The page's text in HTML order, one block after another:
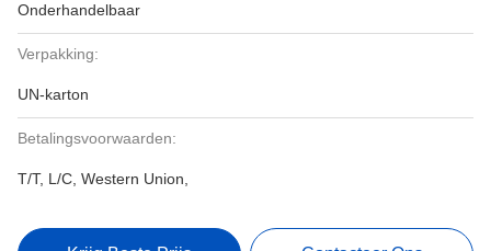
Onderhandelbaar
Verpakking:
UN-karton
Betalingsvoorwaarden:
T/T, L/C, Western Union,